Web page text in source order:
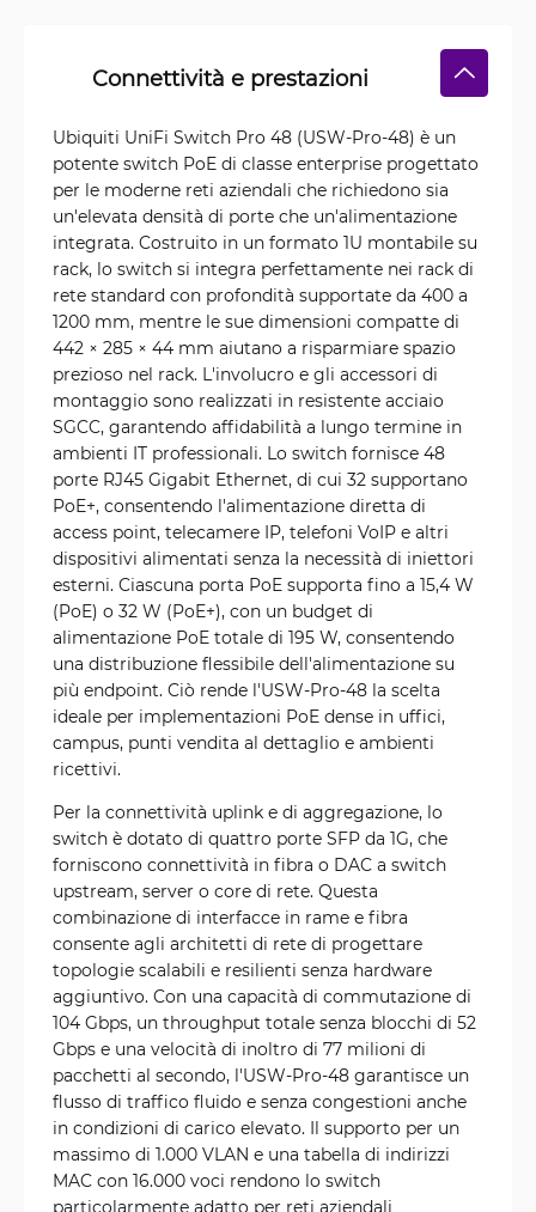
Connettività e prestazioni
Ubiquiti UniFi Switch Pro 48 (USW-Pro-48) è un
potente switch PoE di classe enterprise progettato
per le moderne reti aziendali che richiedono sia
un'elevata densità di porte che un'alimentazione
integrata. Costruito in un formato 1U montabile su
rack, lo switch si integra perfettamente nei rack di
rete standard con profondità supportate da 400 a
1200 mm, mentre le sue dimensioni compatte di
442 × 285 × 44 mm aiutano a risparmiare spazio
prezioso nel rack. L'involucro e gli accessori di
montaggio sono realizzati in resistente acciaio
SGCC, garantendo affidabilità a lungo termine in
ambienti IT professionali. Lo switch fornisce 48
porte RJ45 Gigabit Ethernet, di cui 32 supportano
PoE+, consentendo l'alimentazione diretta di
access point, telecamere IP, telefoni VoIP e altri
dispositivi alimentati senza la necessità di iniettori
esterni. Ciascuna porta PoE supporta fino a 15,4 W
(PoE) o 32 W (PoE+), con un budget di
alimentazione PoE totale di 195 W, consentendo
una distribuzione flessibile dell'alimentazione su
più endpoint. Ciò rende l'USW-Pro-48 la scelta
ideale per implementazioni PoE dense in uffici,
campus, punti vendita al dettaglio e ambienti
ricettivi.
Per la connettività uplink e di aggregazione, lo
switch è dotato di quattro porte SFP da 1G, che
forniscono connettività in fibra o DAC a switch
upstream, server o core di rete. Questa
combinazione di interfacce in rame e fibra
consente agli architetti di rete di progettare
topologie scalabili e resilienti senza hardware
aggiuntivo. Con una capacità di commutazione di
104 Gbps, un throughput totale senza blocchi di 52
Gbps e una velocità di inoltro di 77 milioni di
pacchetti al secondo, l'USW-Pro-48 garantisce un
flusso di traffico fluido e senza congestioni anche
in condizioni di carico elevato. Il supporto per un
massimo di 1.000 VLAN e una tabella di indirizzi
MAC con 16.000 voci rendono lo switch
particolarmente adatto per reti aziendali